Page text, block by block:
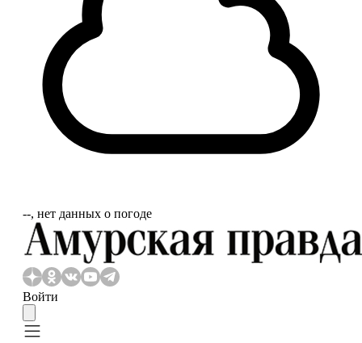
‐‐, нет данных о погоде
Войти